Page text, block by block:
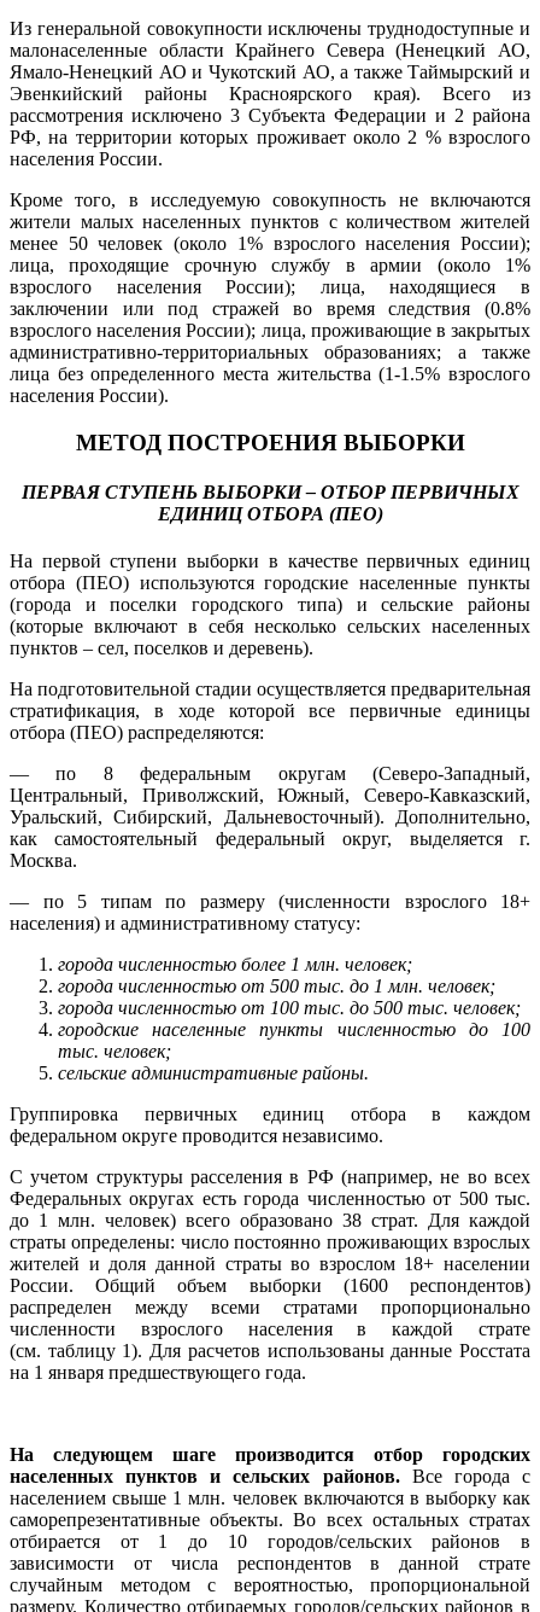
Из генеральной совокупности исключены труднодоступные и
малонаселенные области Крайнего Севера (Ненецкий АО,
Ямало-Ненецкий АО и Чукотский АО, а также Таймырский и
Эвенкийский районы Красноярского края). Всего из
рассмотрения исключено 3 Субъекта Федерации и 2 района
РФ, на территории которых проживает около 2 % взрослого
населения России.
Кроме того, в исследуемую совокупность не включаются
жители малых населенных пунктов с количеством жителей
менее 50 человек (около 1% взрослого населения России);
лица, проходящие срочную службу в армии (около 1%
взрослого населения России); лица, находящиеся в
заключении или под стражей во время следствия (0.8%
взрослого населения России); лица, проживающие в закрытых
административно-территориальных образованиях; а также
лица без определенного места жительства (1-1.5% взрослого
населения России).
МЕТОД ПОСТРОЕНИЯ ВЫБОРКИ
ПЕРВАЯ СТУПЕНЬ ВЫБОРКИ – ОТБОР ПЕРВИЧНЫХ
ЕДИНИЦ ОТБОРА (ПЕО)
На первой ступени выборки в качестве первичных единиц
отбора (ПЕО) используются городские населенные пункты
(города и поселки городского типа) и сельские районы
(которые включают в себя несколько сельских населенных
пунктов – сел, поселков и деревень).
На подготовительной стадии осуществляется предварительная
стратификация, в ходе которой все первичные единицы
отбора (ПЕО) распределяются:
— по 8 федеральным округам (Северо-Западный,
Центральный, Приволжский, Южный, Северо-Кавказский,
Уральский, Сибирский, Дальневосточный). Дополнительно,
как самостоятельный федеральный округ, выделяется г.
Москва.
— по 5 типам по размеру (численности взрослого 18+
населения) и административному статусу:
города численностью более 1 млн. человек;
города численностью от 500 тыс. до 1 млн. человек;
города численностью от 100 тыс. до 500 тыс. человек;
городские населенные пункты численностью до 100
тыс. человек;
сельские административные районы.
Группировка первичных единиц отбора в каждом
федеральном округе проводится независимо.
С учетом структуры расселения в РФ (например, не во всех
Федеральных округах есть города численностью от 500 тыс.
до 1 млн. человек) всего образовано 38 страт. Для каждой
страты определены: число постоянно проживающих взрослых
жителей и доля данной страты во взрослом 18+ населении
России. Общий объем выборки (1600 респондентов)
распределен между всеми стратами пропорционально
численности взрослого населения в каждой страте
(см. таблицу 1). Для расчетов использованы данные Росстата
на 1 января предшествующего года.
На следующем шаге производится отбор городских
населенных пунктов и сельских районов. Все города с
населением свыше 1 млн. человек включаются в выборку как
саморепрезентативные объекты. Во всех остальных стратах
отбирается от 1 до 10 городов/сельских районов в
зависимости от числа респондентов в данной страте
случайным методом с вероятностью, пропорциональной
размеру. Количество отбираемых городов/сельских районов в